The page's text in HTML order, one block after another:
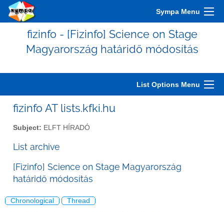
Sympa Menu
fizinfo - [Fizinfo] Science on Stage
Magyarország határidő módosítás
List Options Menu
fizinfo AT lists.kfki.hu
Subject: ELFT HÍRADÓ
List archive
[Fizinfo] Science on Stage Magyarország
határidő módosítás
Chronological Thread